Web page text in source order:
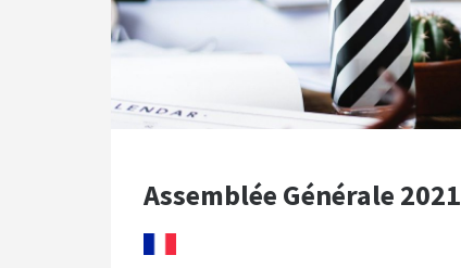
Assemblée Générale 2021